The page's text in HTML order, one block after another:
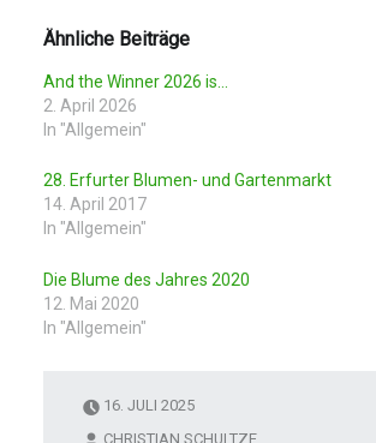
Ähnliche Beiträge
And the Winner 2026 is…
2. April 2026
In "Allgemein"
28. Erfurter Blumen- und Gartenmarkt
14. April 2017
In "Allgemein"
Die Blume des Jahres 2020
12. Mai 2020
In "Allgemein"
16. JULI 2025
CHRISTIAN SCHULTZE